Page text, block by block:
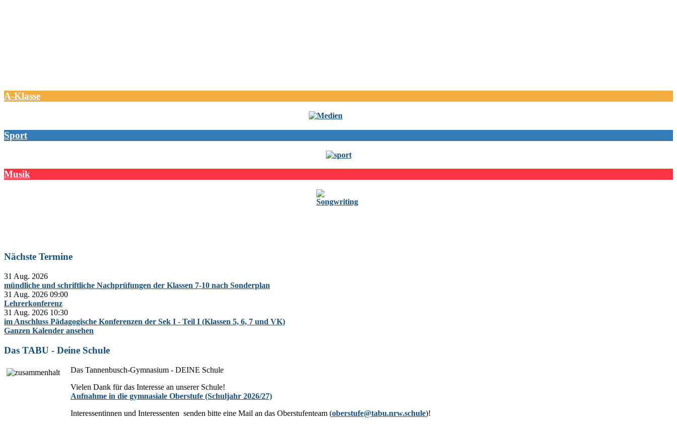
A-Klasse
Sport
Musik
Nächste Termine
31 Aug. 2026
mündliche und schriftliche Nachprüfungen der Klassen 7-10 nach Sonderplan
31 Aug. 2026 09:00
Lehrerkonferenz
31 Aug. 2026 10:30
im Anschluss Pädagogische Konferenzen der Sek I - Teil I (Klassen 5, 6, 7 und VK)
Ganzen Kalender ansehen
Das TABU - Deine Schule
Das Tannenbusch-Gymnasium - DEINE Schule
Vielen Dank für das Interesse an unserer Schule!
Aufnahme in die gymnasiale Oberstufe (Schuljahr 2026/27)
Interessentinnen und Interessenten senden bitte eine Mail an das Oberstufenteam (oberstufe@tabu.nrw.schule)!